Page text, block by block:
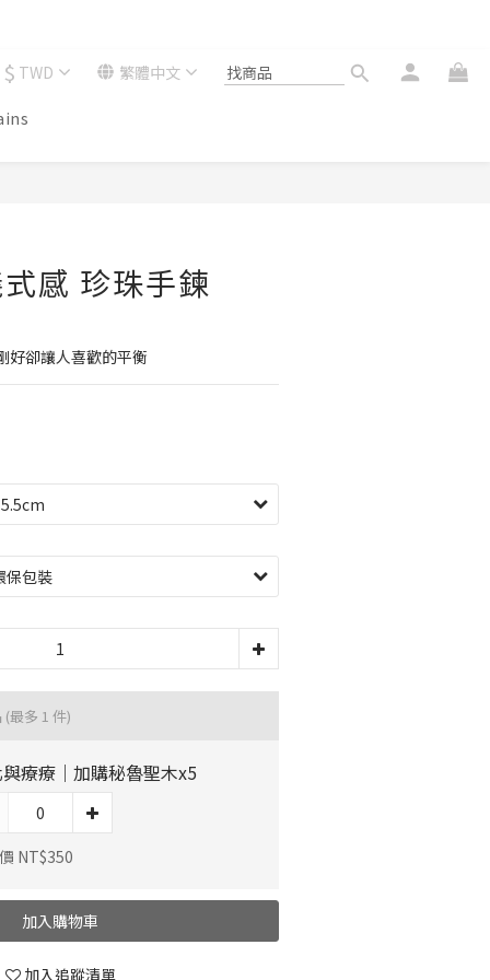
$ TWD 繁體中文
感 珍珠手鍊
好卻讓人喜歡的平衡
(最多 1 件)
療療｜加購秘魯聖木x5
NT$350
加入購物車
加入追蹤清單